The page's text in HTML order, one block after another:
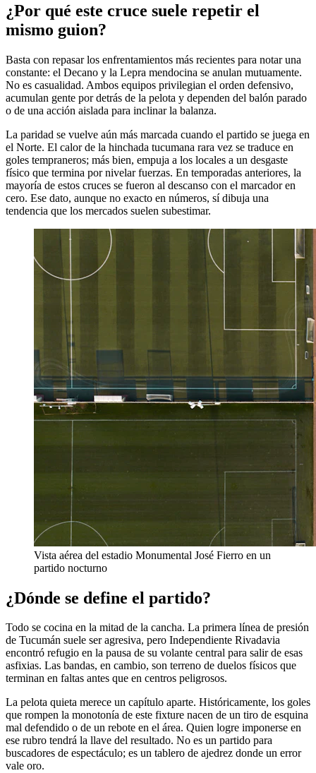
¿Por qué este cruce suele repetir el
mismo guion?
Basta con repasar los enfrentamientos más recientes para notar una
constante: el Decano y la Lepra mendocina se anulan mutuamente.
No es casualidad. Ambos equipos privilegian el orden defensivo,
acumulan gente por detrás de la pelota y dependen del balón parado
o de una acción aislada para inclinar la balanza.
La paridad se vuelve aún más marcada cuando el partido se juega en
el Norte. El calor de la hinchada tucumana rara vez se traduce en
goles tempraneros; más bien, empuja a los locales a un desgaste
físico que termina por nivelar fuerzas. En temporadas anteriores, la
mayoría de estos cruces se fueron al descanso con el marcador en
cero. Ese dato, aunque no exacto en números, sí dibuja una
tendencia que los mercados suelen subestimar.
Vista aérea del estadio Monumental José Fierro en un
partido nocturno
¿Dónde se define el partido?
Todo se cocina en la mitad de la cancha. La primera línea de presión
de Tucumán suele ser agresiva, pero Independiente Rivadavia
encontró refugio en la pausa de su volante central para salir de esas
asfixias. Las bandas, en cambio, son terreno de duelos físicos que
terminan en faltas antes que en centros peligrosos.
La pelota quieta merece un capítulo aparte. Históricamente, los goles
que rompen la monotonía de este fixture nacen de un tiro de esquina
mal defendido o de un rebote en el área. Quien logre imponerse en
ese rubro tendrá la llave del resultado. No es un partido para
buscadores de espectáculo; es un tablero de ajedrez donde un error
vale oro.